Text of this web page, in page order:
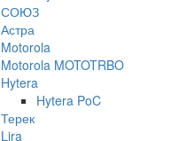
СОЮЗ
Астра
Motorola
Motorola MOTOTRBO
Hytera
Hytera PoC
Терек
Lira